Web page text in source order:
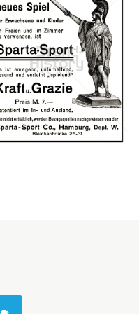
Sparta-Sport Co.,
Hamburg
Sparta-Sport Co.,
Hamburg
1911
Bild-ID: 42453